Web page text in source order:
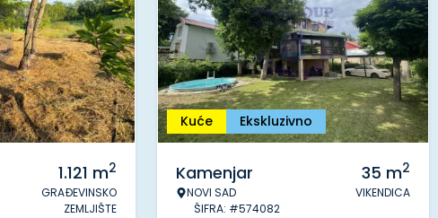
1.121 m2
GRAĐEVINSKO
ZEMLJIŠTE
Kuće Ekskluzivno
Kamenjar
NOVI SAD
ŠIFRA: #574082
35 m2
VIKENDICA